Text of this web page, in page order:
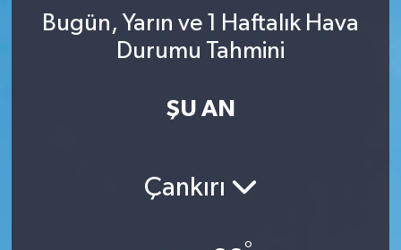
Bugün, Yarın ve 1 Haftalık Hava
Durumu Tahmini
ŞU AN
Çankırı
Haber Arşivi